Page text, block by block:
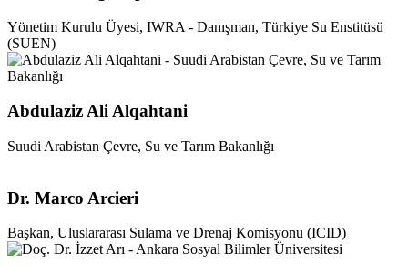
Yönetim Kurulu Üyesi, IWRA - Danışman, Türkiye Su Enstitüsü
(SUEN)
Abdulaziz Ali Alqahtani
Suudi Arabistan Çevre, Su ve Tarım Bakanlığı
Dr. Marco Arcieri
Başkan, Uluslararası Sulama ve Drenaj Komisyonu (ICID)